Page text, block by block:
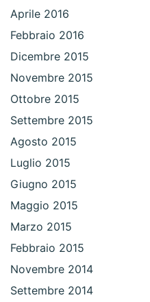
Aprile 2016
Febbraio 2016
Dicembre 2015
Novembre 2015
Ottobre 2015
Settembre 2015
Agosto 2015
Luglio 2015
Giugno 2015
Maggio 2015
Marzo 2015
Febbraio 2015
Novembre 2014
Settembre 2014